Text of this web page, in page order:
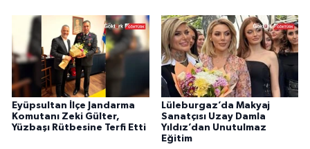
Eyüpsultan İlçe Jandarma
Komutanı Zeki Gülter,
Yüzbaşı Rütbesine Terfi Etti
Lüleburgaz’da Makyaj
Sanatçısı Uzay Damla
Yıldız’dan Unutulmaz
Eğitim